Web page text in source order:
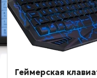
Геймерская